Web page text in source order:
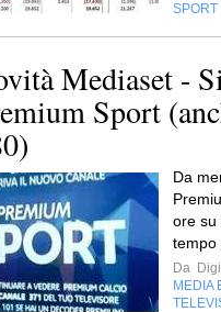
SPORT
Mediaset -
Sport
Da
ore su
tempo
Da
MEDIA